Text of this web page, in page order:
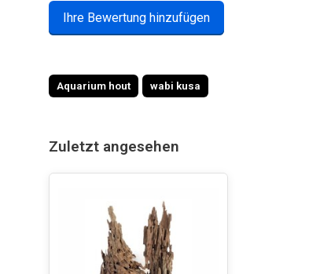
Ihre Bewertung hinzufügen
Aquarium hout wabi kusa
Zuletzt angesehen